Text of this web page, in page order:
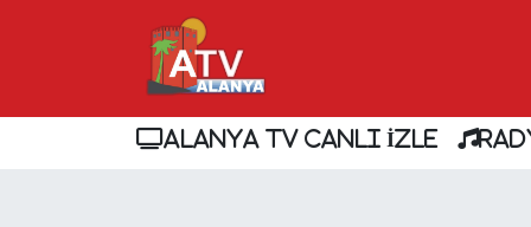
ALANYA TV CANLI İZLE